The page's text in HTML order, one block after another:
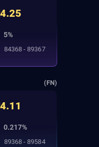
4.25
5%
84368 - 89367
(FN)
4.11
0.217%
89368 - 89584